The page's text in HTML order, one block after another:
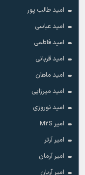
امید طالب پور
امید عباسی
امید فاطمی
امید قربانی
امید ماهان
امید میرزایی
امید نوروزی
امیر M2S
امیر آرتر
امیر آرمان
امیر آریان